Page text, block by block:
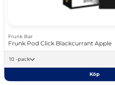
Frunk Bar
Frunk Pod Click Blackcurrant Apple
10 -pack
Köp